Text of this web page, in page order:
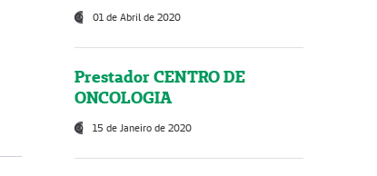
01 de Abril de 2020
Prestador CENTRO DE
ONCOLOGIA
15 de Janeiro de 2020